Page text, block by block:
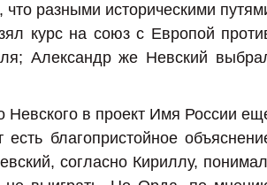
что разными историческими
курс на союз с Европой
Александр же Невский
в проект Имя России
благопристойное
согласно Кириллу,